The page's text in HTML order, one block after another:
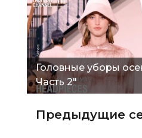
Головные уборы
Часть 2"
Предыдущие